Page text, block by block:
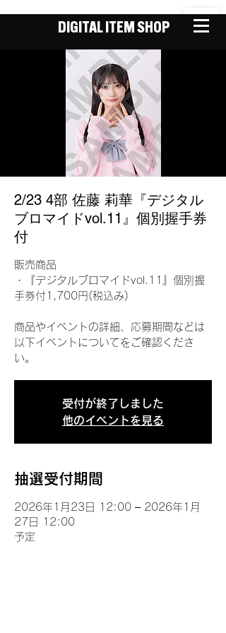
DIGITAL ITEM SHOP
2/23 4部 佐藤 莉華『デジタル
ブロマイドvol.11』個別握手券
付
販売商品
・『デジタルブロマイドvol.11』個別握
手券付1,700円(税込み)
商品やイベントの詳細、応募期間などは
以下イベントについてをご確認くださ
い。
受付が終了しました
他のイベントを見る
抽選受付期間
2026年1月23日 12:00 – 2026年1月
27日 12:00
予定